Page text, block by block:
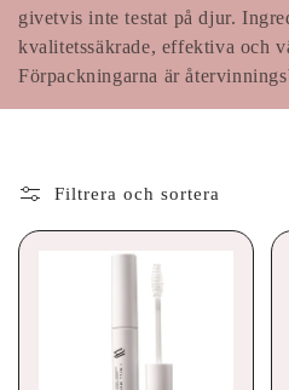
k
t
e
r
givetvis inte testat på djur.
kvalitetssäkrade, effektiva och
Förpackningarna är
Filtrera och sortera